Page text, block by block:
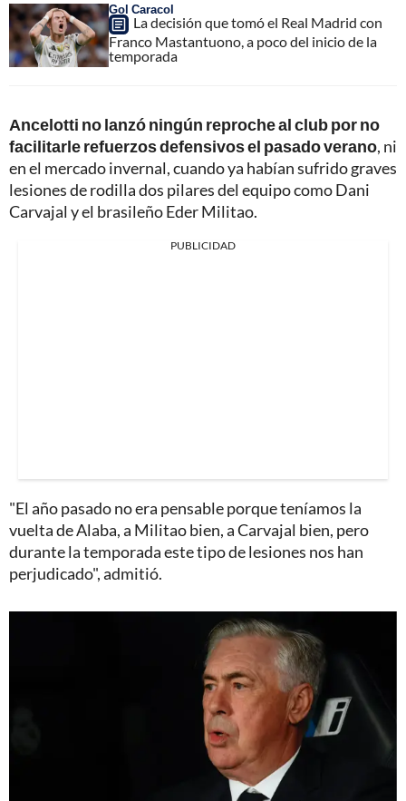
Gol Caracol
La decisión que tomó el Real Madrid con
Franco Mastantuono, a poco del inicio de la
temporada
Ancelotti no lanzó ningún reproche al club por no
facilitarle refuerzos defensivos el pasado verano, ni
en el mercado invernal, cuando ya habían sufrido graves
lesiones de rodilla dos pilares del equipo como Dani
Carvajal y el brasileño Eder Militao.
PUBLICIDAD
"El año pasado no era pensable porque teníamos la
vuelta de Alaba, a Militao bien, a Carvajal bien, pero
durante la temporada este tipo de lesiones nos han
perjudicado", admitió.